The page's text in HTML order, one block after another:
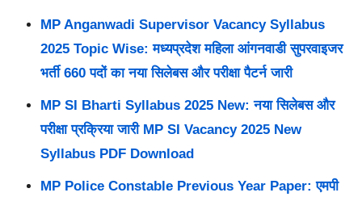
MP Anganwadi Supervisor Vacancy Syllabus
2025 Topic Wise: मध्यप्रदेश महिला आंगनवाडी सुपरवाइजर
भर्ती 660 पदों का नया सिलेबस और परीक्षा पैटर्न जारी
MP SI Bharti Syllabus 2025 New: नया सिलेबस और
परीक्षा प्रक्रिया जारी MP SI Vacancy 2025 New
Syllabus PDF Download
MP Police Constable Previous Year Paper: एमपी